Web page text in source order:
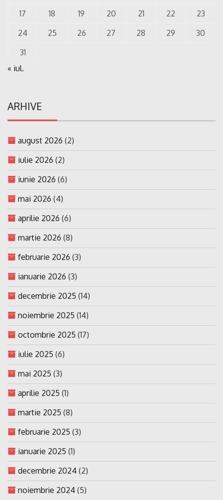
17
18 19 20 21 22
23
24
25 26 27 28 29
30
31
« iul.
ARHIVE
august 2026 (2)
iulie 2026 (2)
iunie 2026 (6)
mai 2026 (4)
aprilie 2026 (6)
martie 2026 (8)
februarie 2026 (3)
ianuarie 2026 (3)
decembrie 2025 (14)
noiembrie 2025 (14)
octombrie 2025 (17)
iulie 2025 (6)
mai 2025 (3)
aprilie 2025 (1)
martie 2025 (8)
februarie 2025 (3)
ianuarie 2025 (1)
decembrie 2024 (2)
noiembrie 2024 (5)